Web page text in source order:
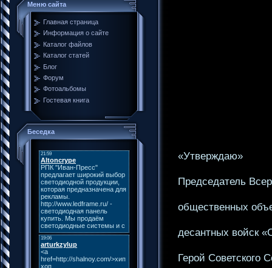
Меню сайта
Главная страница
Информация о сайте
Каталог файлов
Каталог статей
Блог
Форум
Фотоальбомы
Гостевая книга
Беседка
«Утверждаю»
Председатель
общественных
десантных войск
Герой Советского